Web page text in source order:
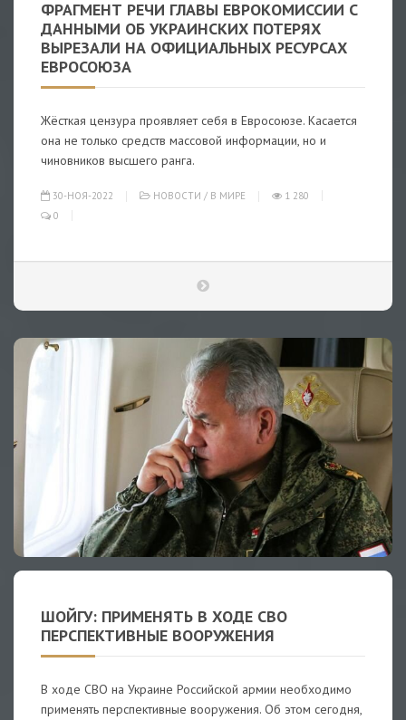
ФРАГМЕНТ РЕЧИ ГЛАВЫ ЕВРОКОМИССИИ С
ДАННЫМИ ОБ УКРАИНСКИХ ПОТЕРЯХ
ВЫРЕЗАЛИ НА ОФИЦИАЛЬНЫХ РЕСУРСАХ
ЕВРОСОЮЗА
Жёсткая цензура проявляет себя в Евросоюзе. Касается
она не только средств массовой информации, но и
чиновников высшего ранга.
30-НОЯ-2022 НОВОСТИ / В МИРЕ
1 280
0
ШОЙГУ: ПРИМЕНЯТЬ В ХОДЕ СВО
ПЕРСПЕКТИВНЫЕ ВООРУЖЕНИЯ
В ходе СВО на Украине Российской армии необходимо
применять перспективные вооружения. Об этом сегодня,